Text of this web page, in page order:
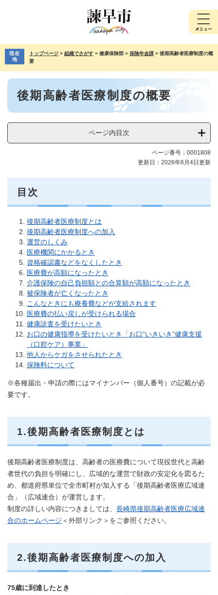
先
で
を
ば
現在
地
トップページ > 組織でさがす > 健康保険部 > 保険年金課 > 後期高齢者医療制度の概
要
本
後期高齢者医療制度の概要
ページ内目次
ページ番号：0001808
更新日：2026年6月4日更新
目次
後期高齢者医療制度とは
後期高齢者医療制度への加入
運営のしくみ
医療機関にかかるとき
資格確認書などをなくしたとき
医療費が高額になったとき
介護保険の自己負担額との合算額が高額になったとき
被保険者が亡くなったとき
こんなときにも療養費などが支給されます
医療費の払い戻しが受けられる場合
健康診査を受けたいとき
お口の健康指導を受けたいとき「お口“いきいき”健康支援
（口腔ケア）事業」
他人からケガをさせられたとき
保険料について
※各種届出・申請の際にはマイナンバー（個人番号）の記載が必
要です。
1.後期高齢者医療制度とは
後期高齢者医療制度は、高齢者の医療費について現役世代と高齢
者世代の負担を明確にし、広域的な運営で財政の安定化を図るた
め、都道府県単位で全市町村が加入する「後期高齢者医療広域連
合」（広域連合）が運営します。
制度の詳しい内容につきましては、 長崎県後期高齢者医療広域連
合のホームページ ＜外部リンク＞ をご参照ください。
2.後期高齢者医療制度への加入
75歳に到達したとき